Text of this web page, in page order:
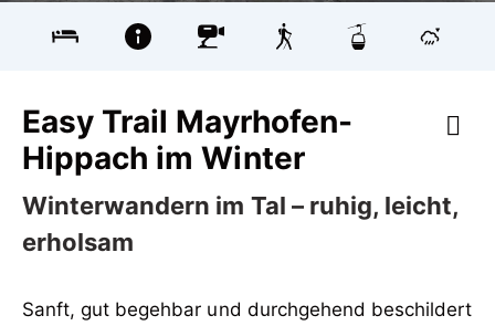
Easy Trail Mayrhofen-
Hippach im Winter
Winterwandern im Tal – ruhig, leicht,
erholsam
Sanft, gut begehbar und durchgehend beschildert